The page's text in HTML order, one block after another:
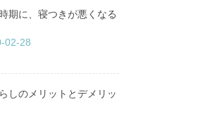
期に、寝つきが悪くなる
02-28
しのメリットとデメリッ